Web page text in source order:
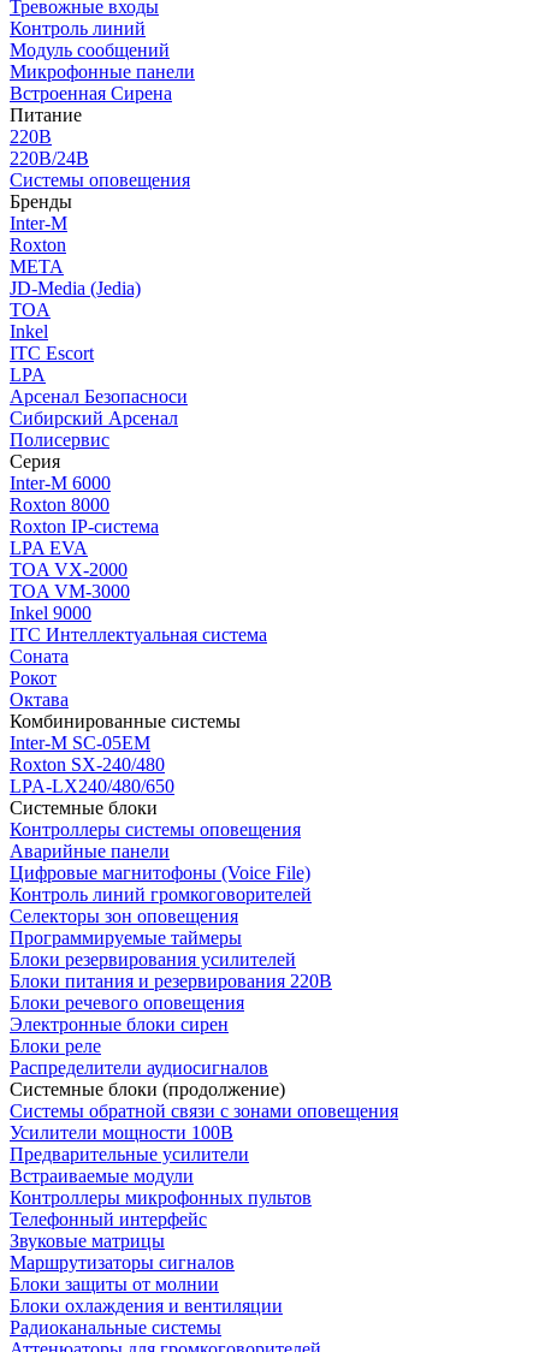
Тревожные входы
Контроль линий
Модуль сообщений
Микрофонные панели
Встроенная Сирена
Питание
220В
220В/24В
Системы оповещения
Бренды
Inter-M
Roxton
МЕТА
JD-Media (Jedia)
TOA
Inkel
ITC Escort
LPA
Арсенал Безопасноси
Сибирский Арсенал
Полисервис
Серия
Inter-M 6000
Roxton 8000
Roxton IP-система
LPA EVA
TOA VX-2000
TOA VM-3000
Inkel 9000
ITC Интеллектуальная система
Соната
Рокот
Октава
Комбинированные системы
Inter-M SC-05EM
Roxton SX-240/480
LPA-LX240/480/650
Системные блоки
Контроллеры системы оповещения
Аварийные панели
Цифровые магнитофоны (Voice File)
Контроль линий громкоговорителей
Селекторы зон оповещения
Программируемые таймеры
Блоки резервирования усилителей
Блоки питания и резервирования 220В
Блоки речевого оповещения
Электронные блоки сирен
Блоки реле
Распределители аудиосигналов
Системные блоки (продолжение)
Системы обратной связи с зонами оповещения
Усилители мощности 100В
Предварительные усилители
Встраиваемые модули
Контроллеры микрофонных пультов
Телефонный интерфейс
Звуковые матрицы
Маршрутизаторы сигналов
Блоки защиты от молнии
Блоки охлаждения и вентиляции
Радиоканальные системы